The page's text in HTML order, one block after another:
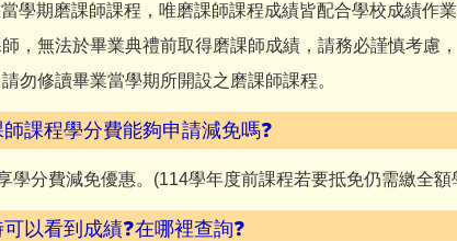
學期磨課師課程，唯磨課師課程成績皆配合學校成績作業
，無法於畢業典禮前取得磨課師成績，請務必謹慎考慮，
勿修讀畢業當學期所開設之磨課師課程。
師課程學分費能夠申請減免嗎❓
學分費減免優惠。(114學年度前課程若要抵免仍需繳全額
以看到成績❓在哪裡查詢❓